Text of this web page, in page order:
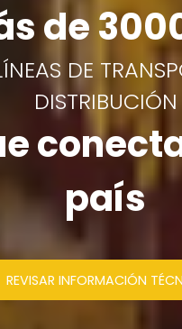
de
DE
DISTRIBUCIÓN
país
REVISAR INFORMACIÓN